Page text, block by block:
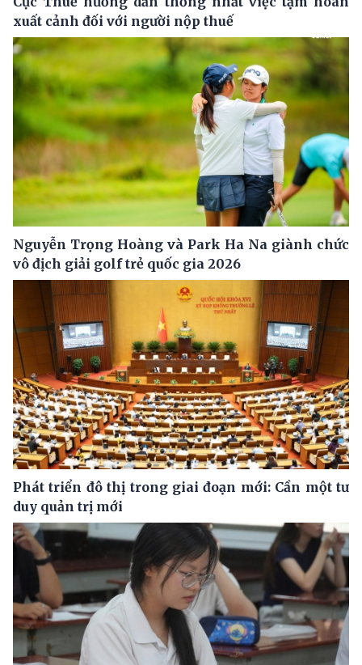
xuất cảnh đối với người nộp thuế
Nguyễn Trọng Hoàng và Park Ha Na giành chức
vô địch giải golf trẻ quốc gia 2026
Phát triển đô thị trong giai đoạn mới: Cần một tư
duy quản trị mới